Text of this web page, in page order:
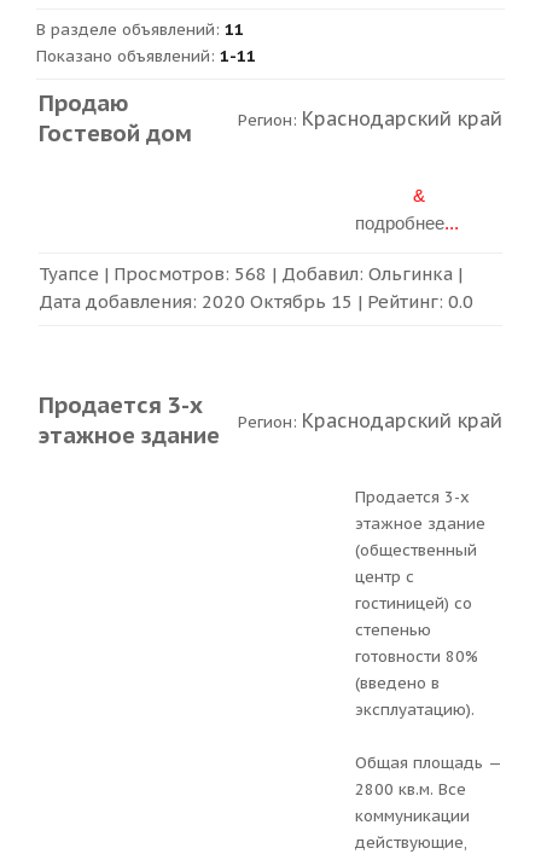
В разделе объявлений: 11
Показано объявлений: 1-11
Продаю
Гостевой дом
Регион: Краснодарский край
&
подробнее...
Туапсе | Просмотров: 568 | Добавил: Ольгинка |
Дата добавления: 2020 Октябрь 15 | Рейтинг: 0.0
Продается 3-х
этажное здание
Регион: Краснодарский край
Продается 3-х
этажное здание
(общественный
центр с
гостиницей) со
степенью
готовности 80%
(введено в
эксплуатацию).
Общая площадь —
2800 кв.м. Все
коммуникации
действующие,